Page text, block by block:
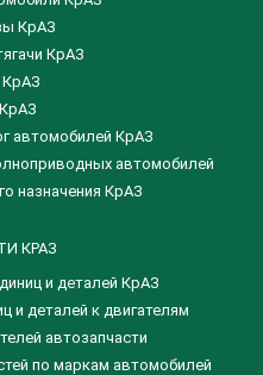
КрАЗ
КрАЗ
автомобилей КрАЗ
автомобилей
назначения КрАЗ
КРАЗ
и деталей КрАЗ
и деталей к двигателям
автозапчасти
по маркам автомобилей